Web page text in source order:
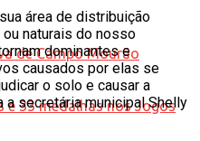
área de distribuição
ou naturais do nosso
dominantes e
causados por elas se
o solo e causar a
a secretária municipal Shelly